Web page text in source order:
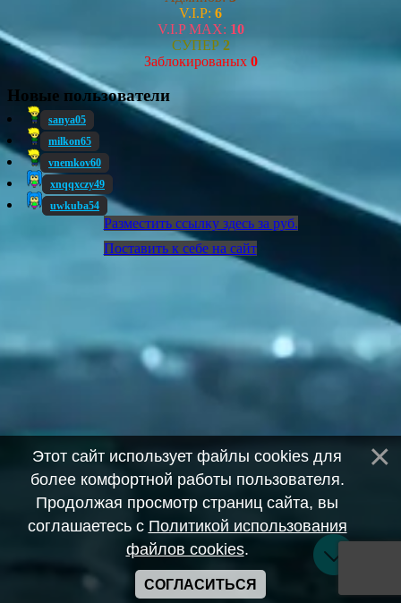
V.I.P: 6
V.I.P MAX: 10
СУПЕР 2
Заблокированых 0
Новые пользователи
sanya05
milkon65
vnemkov60
xnqqxczy49
uwkuba54
Разместить ссылку здесь за руб.
Поставить к себе на сайт
Этот сайт использует файлы cookies для
более комфортной работы пользователя.
Продолжая просмотр страниц сайта, вы
соглашаетесь с Политикой использования
файлов cookies.
СОГЛАСИТЬСЯ